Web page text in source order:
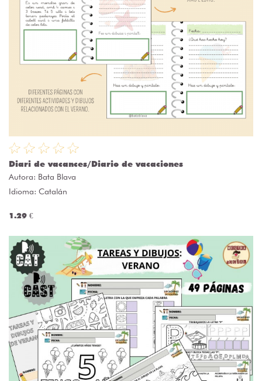
Diari de vacances/Diario de vacaciones
Autora: Bata Blava
Idioma: Catalán
1.29 €